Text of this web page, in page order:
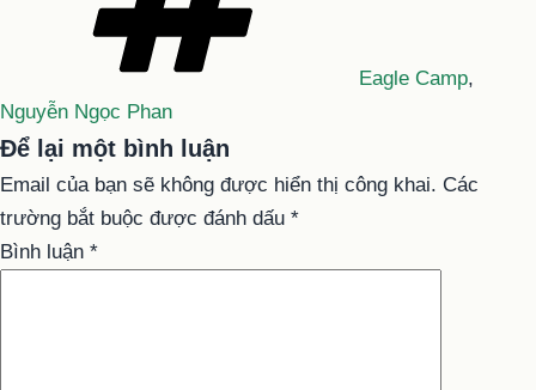
Eagle Camp,
Nguyễn Ngọc Phan
Để lại một bình luận
Email của bạn sẽ không được hiển thị công khai. Các
trường bắt buộc được đánh dấu *
Bình luận *